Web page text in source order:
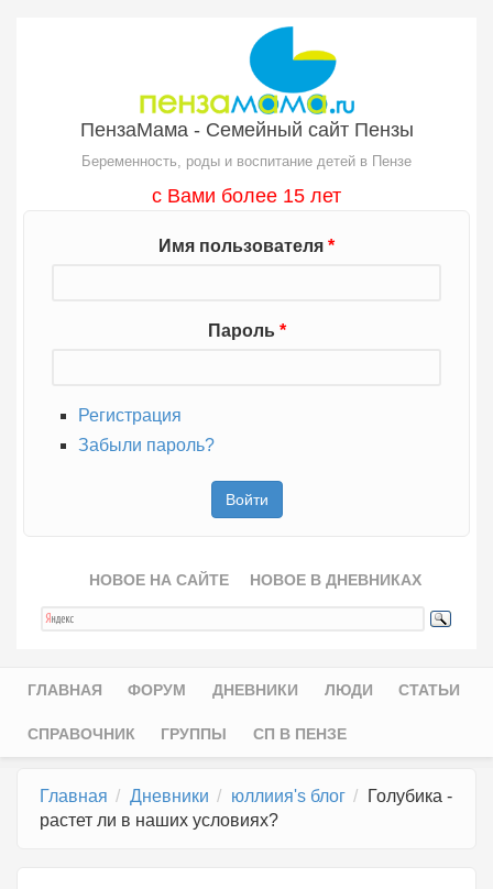
ПензаМама - Семейный сайт Пензы
Беременность, роды и воспитание детей в Пензе
с Вами более 15 лет
Имя пользователя *
Пароль *
Регистрация
Забыли пароль?
НОВОЕ НА САЙТЕ НОВОЕ В ДНЕВНИКАХ
Главное меню
ГЛАВНАЯ ФОРУМ ДНЕВНИКИ ЛЮДИ СТАТЬИ
СПРАВОЧНИК ГРУППЫ СП В ПЕНЗЕ
Главная Дневники юллиия's блог
Голубика -
растет ли в наших условиях?